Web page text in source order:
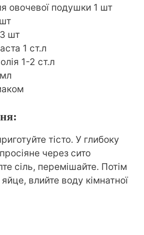
овочевої подушки 1 шт
шт
1 ст.л
1-2 ст.л
тісто. У глибоку
через сито
сіль, перемішайте. Потім
влийте воду кімнатної